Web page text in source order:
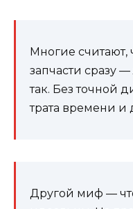
Многие считают,
запчасти сразу
так. Без точной
трата времени и
Другой миф —